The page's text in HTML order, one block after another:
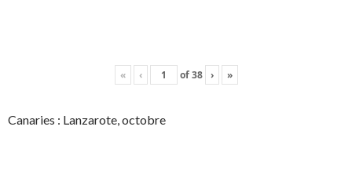
« ‹ of38 › »
Canaries : Lanzarote, octobre